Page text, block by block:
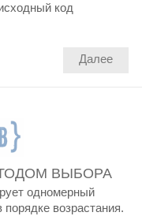
код
Далее
ВЫБОРА
одномерный
возрастания.